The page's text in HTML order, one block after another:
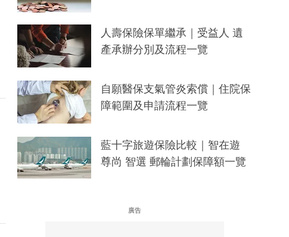
人壽保險保單繼承｜受益人 遺
產承辦分別及流程一覽
自願醫保支氣管炎索償｜住院保
障範圍及申請流程一覽
藍十字旅遊保險比較｜智在遊
尊尚 智選 郵輪計劃保障額一覽
廣告